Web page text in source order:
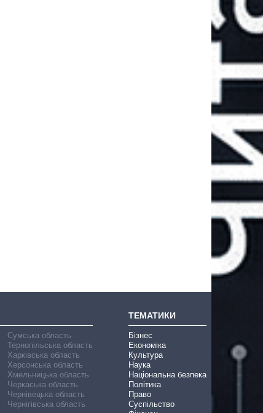
Сумська область
Тернопільська область
Харківська область
Херсонська область
Хмельницька область
Черкаська область
Чернівецька область
Чернігівська область
ТЕМАТИКИ
Бізнес
Економіка
Культура
Наука
Національна безпека
Політика
Право
Суспільство